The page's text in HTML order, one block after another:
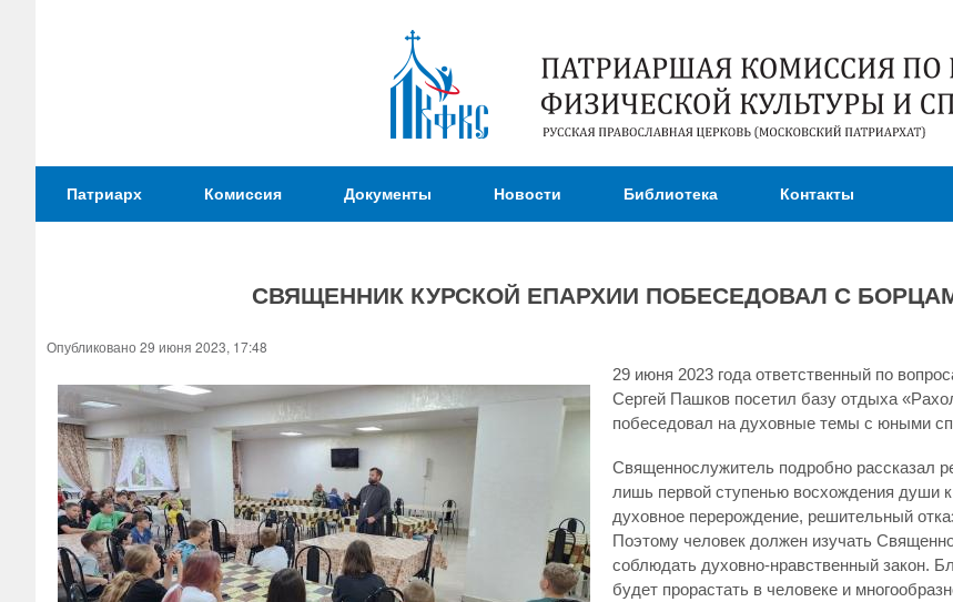
содержанию
Патриаршая
Комиссия
культуры и
спорта
Патриарх Комиссия Документы Новости Библиотека Контакты
Вы
СВЯЩЕННИК КУРСКОЙ ЕПАРХИИ ПОБЕСЕДОВАЛ С
Опубликовано 29 июня 2023, 17:48
29 июня 2023 года ответственный по
Сергей Пашков посетил базу отдыха
побеседовал на духовные темы с юными
Священнослужитель подробно рассказал
лишь первой ступенью восхождения души
духовное перерождение, решительный
Поэтому человек должен изучать
соблюдать духовно-нравственный закон.
будет прорастать в человеке и